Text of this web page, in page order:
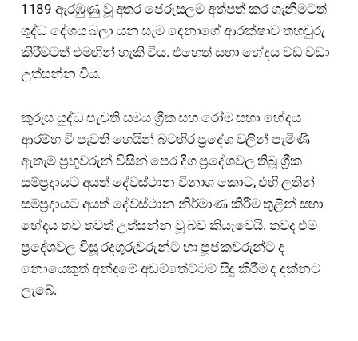
1189 ඇරඹුණු වූ අතර ජෙරුසලම අත්පත් කර ගැනීමටත්
ශුද්ධ දේශය බලා යන සැම දෙනාගේ ආරක්ෂාව තහවුරු
කිරීමටත් එමඟින් හැකි විය. එහෙත් සභා භේදය වඩ වඩා
උත්සන්න විය.
කුරුස යුද්ධ පැවති සමය ග්‍රීක සහ රෝම සභා භේදය
ආරම්භ වී පැවති හෙයින් බටහිර ප්‍රදේශ වලින් පැමිණි
ඇතැම් ප්‍රභූවරුන් විසින් පෙර දිග ප්‍රදේශවල තිබූ ග්‍රීක
සම්ප්‍රදායට අයත් දේවස්ථාන විනාශ කොට, එහි ලතින්
සම්ප්‍රදායට අයත් දේවස්ථාන නිර්මාණ කිරීම තුළින් සභා
භේදය තව තවත් උත්සන්න වූ බව කියැවෙයි. තවද එම
ප්‍රදේශවල විසූ රදගුරුවරුන්ට හා පූජකවරුන්ට ද
නොයෙකුත් අන්දමේ අඩම්තේට්ටම් සිදු කිරීම ද දක්නට
ලැබේ.